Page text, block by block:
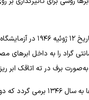
تأثیر بارورسازی
با دمای منفی ۷۸ درجه سانتی گراد
برف در ته اتاقک ابر